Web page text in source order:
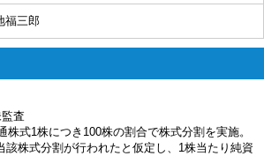
福三郎
査
株式1株につき100株の割合で株式分割を実施。
該株式分割が行われたと仮定し、1株当たり純資